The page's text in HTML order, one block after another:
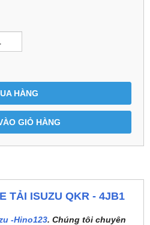
HÀNG
GIỎ HÀNG
TẢI ISUZU QKR - 4JB1
-Hino123. Chúng tôi chuyên